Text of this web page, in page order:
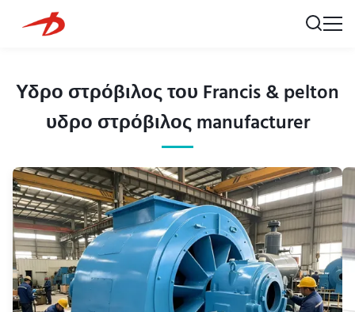
Υδρο στρόβιλος του Francis & pelton
υδρο στρόβιλος manufacturer